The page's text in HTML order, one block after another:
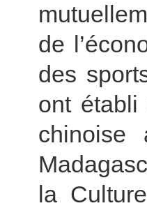
de
des
ont établi
chinoise
la